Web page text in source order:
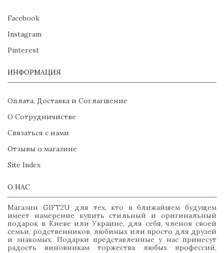
Facebook
Instagram
Pinterest
ИНФОРМАЦИЯ
Оплата, Доставка и Соглагшение
О Сотрудничистве
Связаться с нами
Отзывы о магазине
Site Index
О НАС
Магазин GIFT2U для тех, кто в ближайшем будущем
имеет намерение купить стильный и оригинальный
подарок в Киеве или Украине, для себя, членов своей
семьи, родственников, любимых или просто для друзей
и знакомых. Подарки представленные у нас принесут
радость виновникам торжества любых профессий,